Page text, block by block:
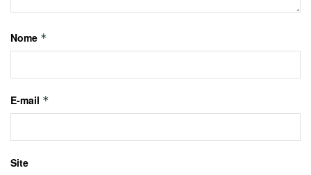
Nome *
E-mail *
Site